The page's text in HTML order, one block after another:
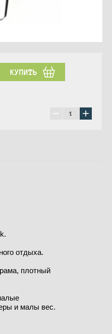
КУПИТЬ
− +
отдыха.
плотный
и малы вес.